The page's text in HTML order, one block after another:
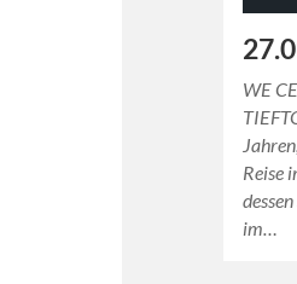
WE
Reise
im…